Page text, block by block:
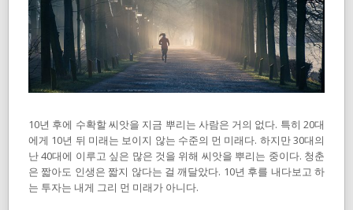
10년 후에 수확할 씨앗을 지금 뿌리는 사람은 거의 없다. 특히 20대
에게 10년 뒤 미래는 보이지 않는 수준의 먼 미래다. 하지만 30대의
난 40대에 이루고 싶은 많은 것을 위해 씨앗을 뿌리는 중이다. 청춘
은 짧아도 인생은 짧지 않다는 걸 깨달았다. 10년 후를 내다보고 하
는 투자는 내게 그리 먼 미래가 아니다.